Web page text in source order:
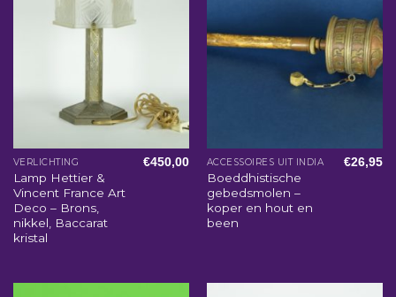
VERLICHTING
Lamp Hettier &
Vincent France Art
Deco – Brons,
nikkel, Baccarat
kristal
€450,00 ACCESSOIRES UIT INDIA
Boeddhistische
gebedsmolen –
koper en hout en
been
€26,95